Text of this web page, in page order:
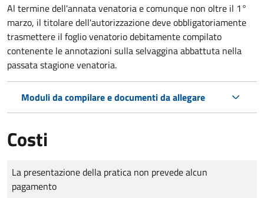
Al termine dell'annata venatoria e comunque non oltre il 1°
marzo, il titolare dell'autorizzazione deve obbligatoriamente
trasmettere il foglio venatorio debitamente compilato
contenente le annotazioni sulla selvaggina abbattuta nella
passata stagione venatoria.
Moduli da compilare e documenti da allegare
Costi
Tipo di pagamento
Importo
La presentazione della pratica non prevede alcun
pagamento